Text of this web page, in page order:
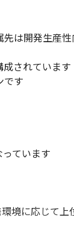
は開発生産
されています
です
ています
境に応じて